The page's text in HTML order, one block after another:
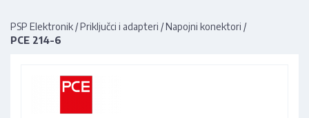
PSP Elektronik /Priključci i adapteri /Napojni konektori /
PCE 214-6